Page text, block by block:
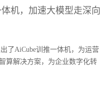
机，加速大模型走深向
了AiCube训推一体机，为运营
算解决方案，为企业数字化转